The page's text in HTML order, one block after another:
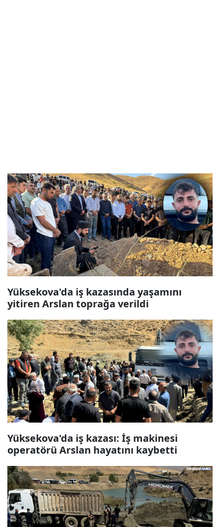
Yüksekova'da iş kazasında yaşamını
yitiren Arslan toprağa verildi
Yüksekova'da iş kazası: İş makinesi
operatörü Arslan hayatını kaybetti